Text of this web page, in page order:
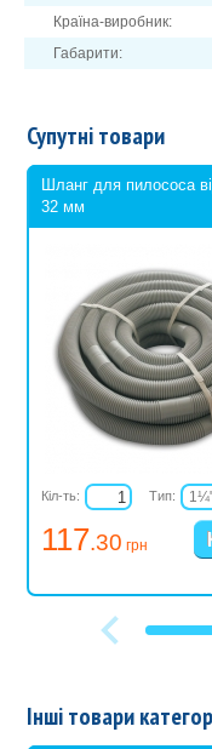
Країна-виробник:
Габарити:
Супутні товари
Шланг для пилососа
32 мм
117.30 грн
Кіл-ть: Тип:
Інші товари